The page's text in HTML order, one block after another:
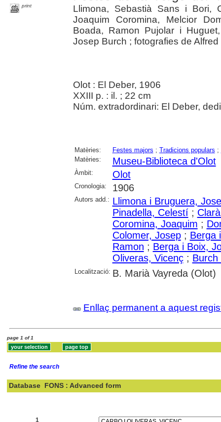
print
Llimona, Sebastià Sans i Bori,
Joaquim Coromina, Melcior
Boada, Ramon Pujolar i
Josep Burch ; fotografies de Alfred
Olot : El Deber, 1906
XXIII p. : il. ; 22 cm
Núm. extradordinari: El Deber,
Matèries: Festes majors ; Tradicions populars ;
Matèries:
Museu-Biblioteca d'Olot
Àmbit: Olot
Cronologia: 1906
Autors add.: Llimona i Bruguera,
Pinadella, Celestí;
Coromina, Joaquim ;
Colomer, Josep; Berga
Ramon ; Berga i Boix,
Oliveras, Vicenç; Burch
Localització: B. Marià Vayreda (Olot)
Enllaç permanent a aquest
page 1 of 1
Refine the search
Database FONS : Advanced form
1